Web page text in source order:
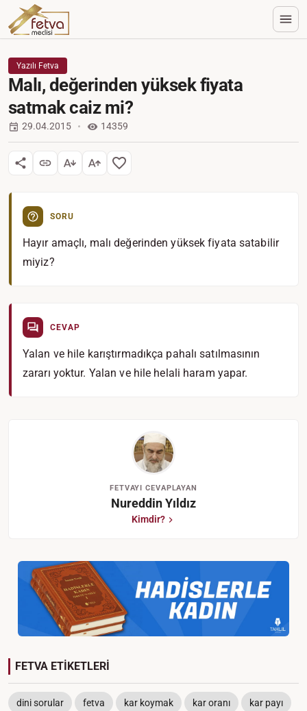
Yazılı Fetva
Malı, değerinden yüksek fiyata
satmak caiz mi?
29.04.2015 14359
SORU
Hayır amaçlı, malı değerinden yüksek fiyata satabilir
miyiz?
CEVAP
Yalan ve hile karıştırmadıkça pahalı satılmasının
zararı yoktur. Yalan ve hile helali haram yapar.
FETVAYI CEVAPLAYAN
Nureddin Yıldız
Kimdir?
FETVA ETİKETLERİ
dini sorular fetva kar koymak kar oranı kar payı